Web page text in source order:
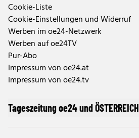
Cookie-Liste
Cookie-Einstellungen und Widerruf
Werben im oe24-Netzwerk
Werben auf oe24TV
Pur-Abo
Impressum von oe24.at
Impressum von oe24.tv
Tageszeitung oe24 und ÖSTERREICH